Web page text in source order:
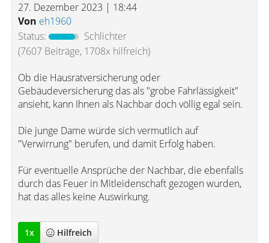
27. Dezember 2023 | 18:44
Von eh1960
Status:
Schlichter
(7607 Beiträge, 1708x hilfreich)
Ob die Hausratversicherung oder
Gebäudeversicherung das als "grobe Fahrlässigkeit"
ansieht, kann Ihnen als Nachbar doch völlig egal sein.
Die junge Dame würde sich vermutlich auf
"Verwirrung" berufen, und damit Erfolg haben.
Für eventuelle Ansprüche der Nachbar, die ebenfalls
durch das Feuer in Mitleidenschaft gezogen wurden,
hat das alles keine Auswirkung.
1x Hilfreich